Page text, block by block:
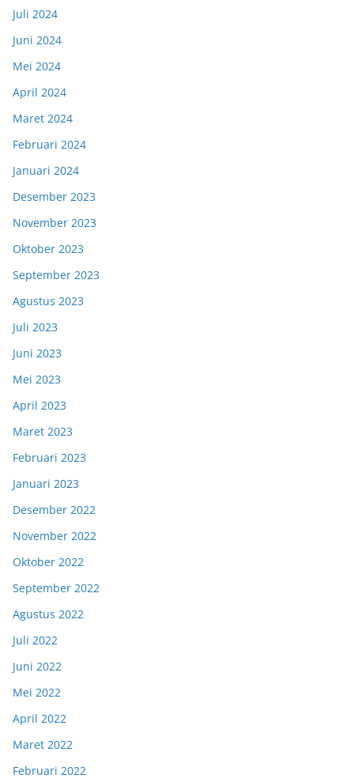
Juli 2024
Juni 2024
Mei 2024
April 2024
Maret 2024
Februari 2024
Januari 2024
Desember 2023
November 2023
Oktober 2023
September 2023
Agustus 2023
Juli 2023
Juni 2023
Mei 2023
April 2023
Maret 2023
Februari 2023
Januari 2023
Desember 2022
November 2022
Oktober 2022
September 2022
Agustus 2022
Juli 2022
Juni 2022
Mei 2022
April 2022
Maret 2022
Februari 2022